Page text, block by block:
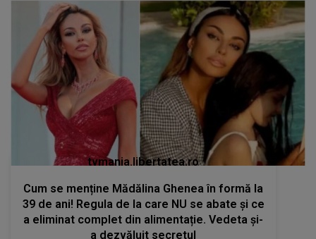
tvmania.libertatea.ro
Cum se menține Mădălina Ghenea în formă la
39 de ani! Regula de la care NU se abate și ce
a eliminat complet din alimentație. Vedeta și-
a dezvăluit secretul